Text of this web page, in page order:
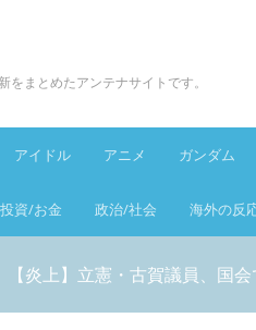
をまとめたアンテナサイトです。
アイドル アニメ ガンダム
投資/お金 政治/社会 海外の反
【炎上】立憲・古賀議員、国